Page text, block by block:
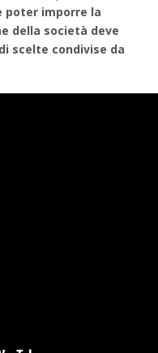
poter imporre la
della società deve
scelte condivise da